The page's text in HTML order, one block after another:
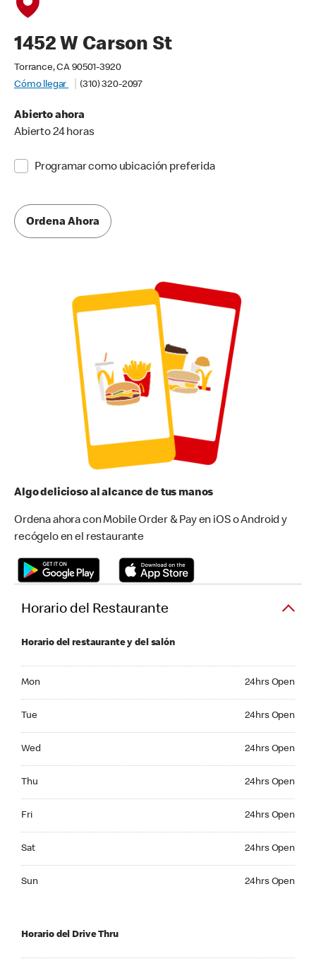
1452 W Carson St
Torrance, CA 90501-3920
Cómo llegar
(310) 320-2097
Abierto ahora
Abierto 24 horas
Programar como ubicación preferida
Ordena Ahora
Algo delicioso al alcance de tus manos
Ordena ahora con Mobile Order & Pay en iOS o Android y
recógelo en el restaurante
Horario del Restaurante
Horario del restaurante y del salón
Mon 24hrs Open
Tue 24hrs Open
Wed 24hrs Open
Thu 24hrs Open
Fri 24hrs Open
Sat 24hrs Open
Sun 24hrs Open
Horario del Drive Thru